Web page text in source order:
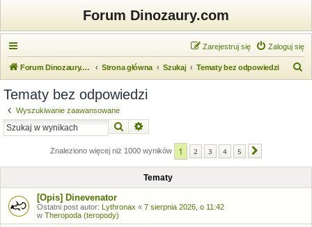
Forum Dinozaury.com
Zaloguj się
Zarejestruj się
Forum Dinozaury.com Strona główna Szukaj Tematy bez odpowiedzi
Tematy bez odpowiedzi
Wyszukiwanie zaawansowane
Szukaj
Znaleziono więcej niż 1000 wyników 1 2 3 4 5
Tematy
[Opis] Dinevenator
Ostatni post autor: Lythronax « 7 sierpnia 2026, o 11:42
w Theropoda (teropody)